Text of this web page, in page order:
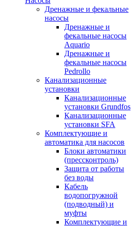
Дренажные и фекальные
насосы
Дренажные и
фекальные насосы
Aquario
Дренажные и
фекальные насосы
Pedrollo
Канализационные
установки
Канализационные
установки Grundfos
Канализационные
установки SFA
Комплектующие и
автоматика для насосов
Блоки автоматики
(прессконтроль)
Защита от работы
без воды
Кабель
водопогружной
(подводный) и
муфты
Комплектующие и